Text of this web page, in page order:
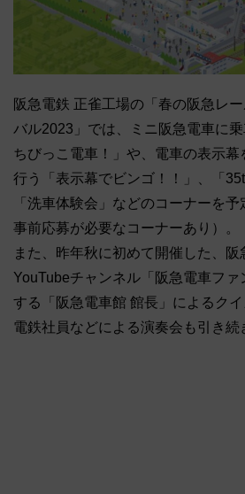
阪急電鉄 正雀工場の「春の阪急レ
バル2023」では、ミニ阪急電車に乗
ちびっこ電車！」や、電車の表示幕
行う「表示幕でビンゴ！！」、「
「洗車体験会」などのコーナーを予
事前応募が必要なコーナーあり）。
また、昨年秋に初めて開催した、
YouTubeチャンネル「阪急電車フ
する「阪急電車館 館長」によるク
電鉄社員などによる演奏会も引き続